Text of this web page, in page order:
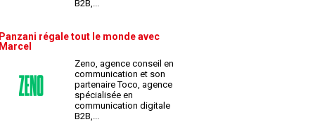
B2B,...
Panzani régale tout le monde avec
Marcel
Zeno, agence conseil en
communication et son
partenaire Toco, agence
spécialisée en
communication digitale
B2B,...